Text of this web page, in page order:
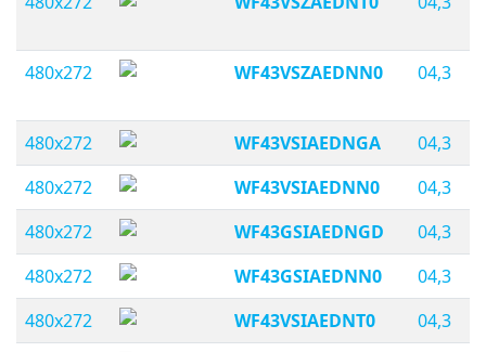
480x272 WF43VSZAEDNN0 04,3
480x272 WF43VSIAEDNGA 04,3
480x272
WF43VSIAEDNN0 04,3
480x272
WF43GSIAEDNGD 04,3
480x272
WF43GSIAEDNN0 04,3
480x272
WF43VSIAEDNT0 04,3